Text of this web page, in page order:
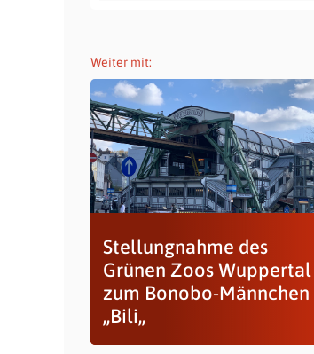
Weiter mit:
Stellungnahme des
Grünen Zoos Wuppertal
zum Bonobo-Männchen
,,Bili,,